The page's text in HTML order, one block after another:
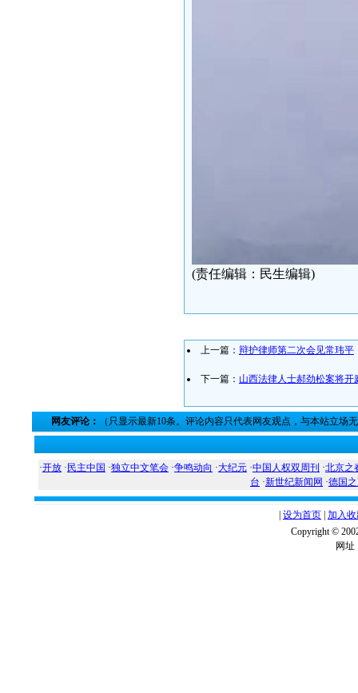
(责任编辑：民生编辑)
上一篇： 辩护律师第二次会见常玮平
下一篇： 山西法律人士郝劲松案将开
网友评论： （只显示最新10条。评论内容只代表网友观点，与本站立场
·开放 · 民主中国 ·独立中文笔会 ·争鸣动向 ·大纪元 ·中国人权双周刊 ·北京之
台 ·新世纪新闻网 ·德国
设为首页 加入
Copyright ©
网址